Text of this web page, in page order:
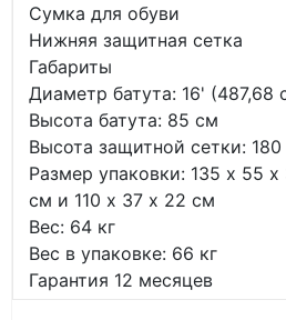
Сумка для обуви
Нижняя защитная сетка
Габариты
Диаметр батута: 16' (487,68
Высота батута: 85 см
Высота защитной сетки:
Размер упаковки: 135 х 55 х
см и 110 х 37 х 22 см
Вес: 64 кг
Вес в упаковке: 66 кг
Гарантия 12 месяцев